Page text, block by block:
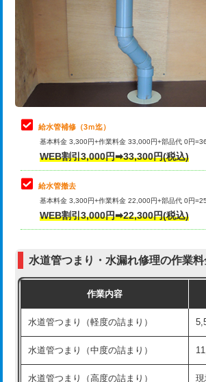
排水管工事（土の掘削・埋め戻し作
排水管工事（排水管工事/3ｍまで）
排水管工事（追加 排水管工事/3ｍ超
マス交換（土の掘削・埋め戻し作業）
マス交換（深さ50㎝未満）
マス交換（深さ50㎝以上）
コンクリート斫り（厚さ10㎝まで）
モルタル補修（厚さ10㎝超え）
洗面台設置
化粧台設置
止水・漏水調査・防水処理・清掃・修
理・調整・分解・加工など（軽作業）
止水・漏水調査・防水処理・清掃・修
理・調整・分解・加工など（中作業）
止水・漏水調査・防水処理・清掃・修
理・調整・分解・加工など（重作業）
その他部品の脱着
交換・取付（タンク）
式）)
式・ワンホール）)
交換・取付(排水栓・排水トラップ
給水管補修（3ｍ迄）
基本料金 3,300円+作業料金 33,000円+部品代 0円
WEB割引3,000円➡33,300円(税込)
給水管撤去
基本料金 3,300円+作業料金 22,000円+部品代 0円
WEB割引3,000円➡22,300円(税込)
水道管つまり・水漏れ修理の作業
作業内容
水道管つまり（軽度の詰まり）
水道管つまり（中度の詰まり）
水道管つまり（高度の詰まり）